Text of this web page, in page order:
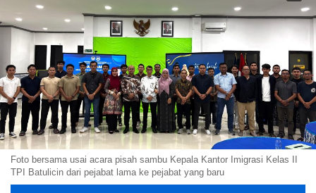
Foto bersama usai acara pisah sambu Kepala Kantor Imigrasi Kelas II
TPI Batulicin dari pejabat lama ke pejabat yang baru